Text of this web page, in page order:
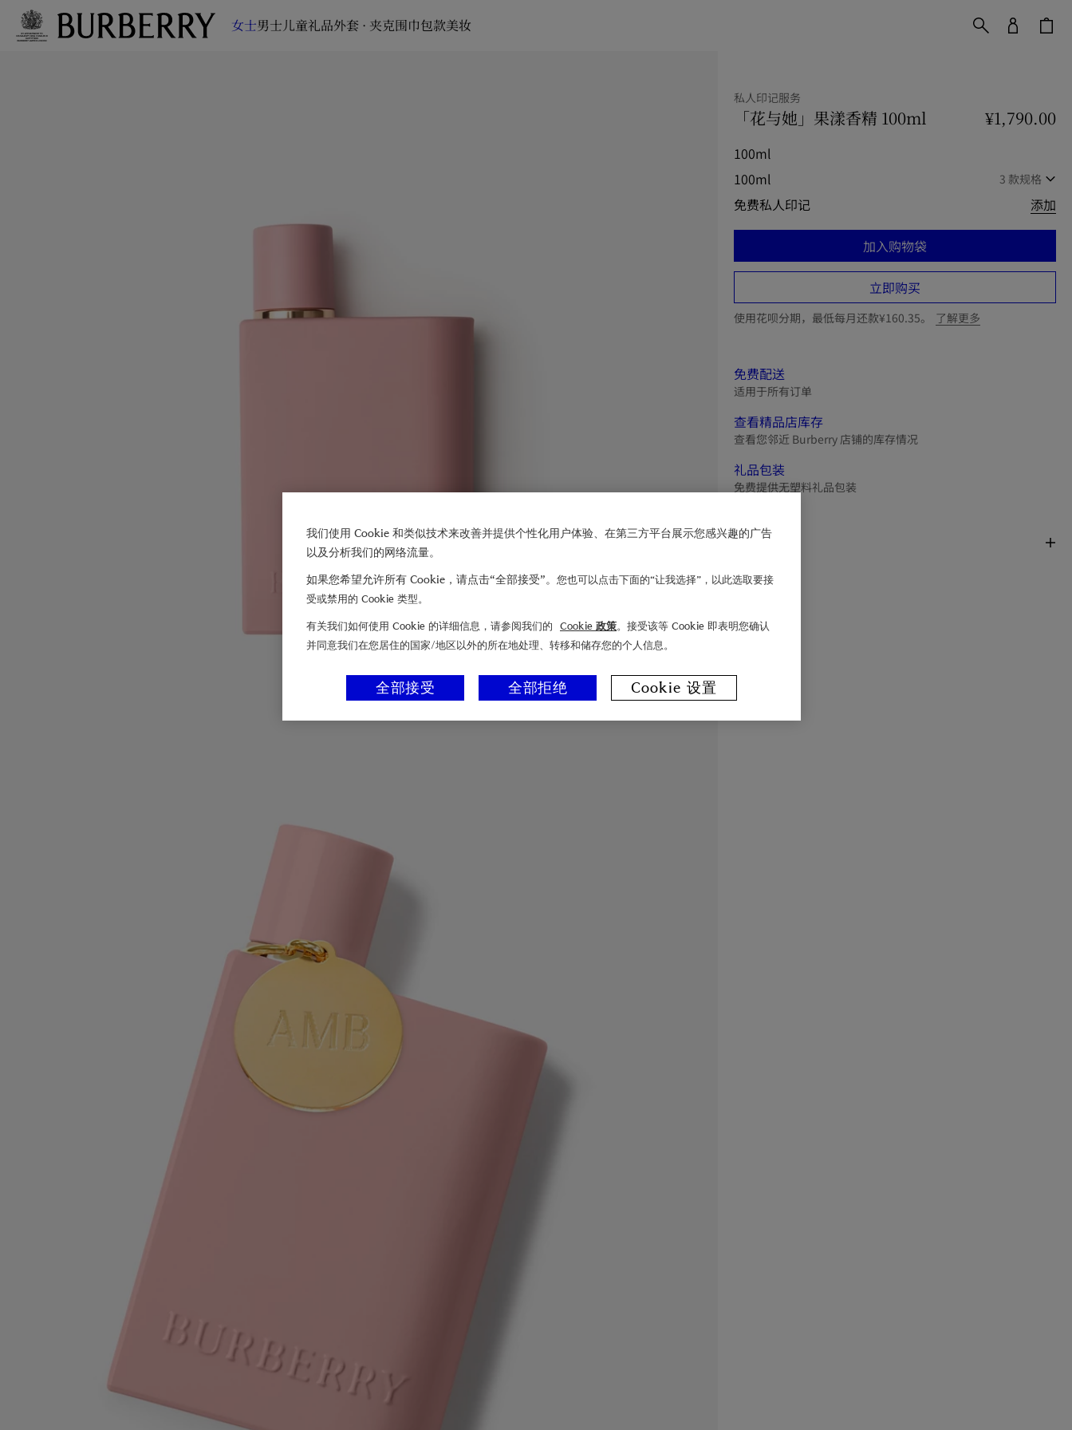
女士男士儿童礼品外套 · 夹克围巾包款美妆
私人印记服务
「花与她」果漾香精 100ml 价格 ¥1,790.00 私
¥1,790.00
100ml
100ml
3 款规格
免费私人印记 添加
加入购物袋
立即购买
使用花呗分期，最低每月还款¥160.35。 了解更多
免费配送
适用于所有订单
查看精品店库存
查看您邻近 Burberry 店铺的库存情况
礼品包装
免费提供无塑料礼品包装
商品描述
我们使用 Cookie 和类似技术来改善并提供个性化用户体验、在第三方平台展示您感兴趣的广告
以及分析我们的网络流量。
如果您希望允许所有 Cookie，请点击“全部接受”。 您也可以点击下面的“让我选择”，以此选取要接
受或禁用的 Cookie 类型。
有关我们如何使用 Cookie 的详细信息，请参阅我们的 Cookie 政策。接受该等 Cookie 即表明您确认
并同意我们在您居住的国家/地区以外的所在地处理、转移和储存您的个人信息。
全部拒绝
全部接受 Cookie 设置